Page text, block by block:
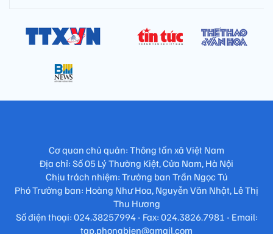
Cơ quan chủ quản: Thông tấn xã Việt Nam
Địa chỉ: Số 05 Lý Thường Kiệt, Cửa Nam, Hà Nội
Chịu trách nhiệm: Trưởng ban Trần Ngọc Tú
Phó Trưởng ban: Hoàng Như Hoa, Nguyễn Văn Nhật, Lê Thị
Thu Hương